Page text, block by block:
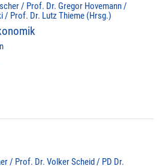
/ Prof. Dr. Gregor Hovemann /
/ Prof. Dr. Lutz Thieme (Hrsg.)
/ Prof. Dr. Volker Scheid / PD Dr.